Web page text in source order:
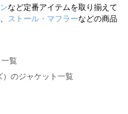
など定番アイテムを取り揃えて
ストール・マフラーなどの商品
一覧
）のジャケット一覧
スモス）のジャケット一覧